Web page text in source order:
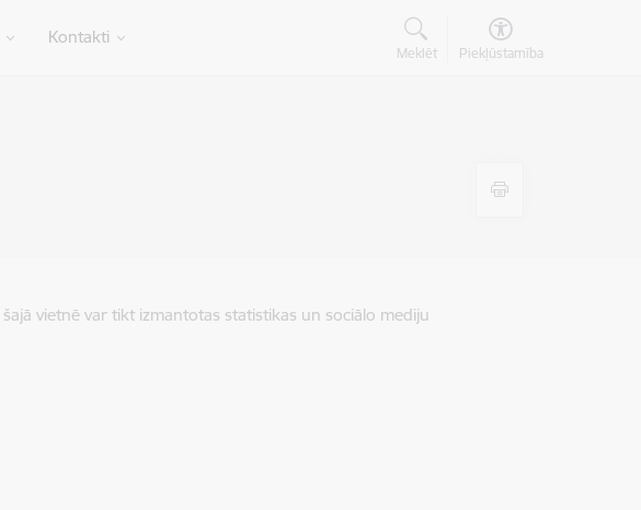
Kontakti
Meklēt Piekļūstamība
vietnē var tikt izmantotas statistikas un sociālo mediju